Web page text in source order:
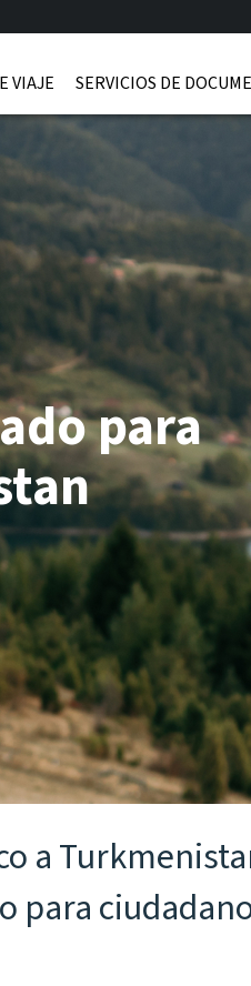
VIAJE SERVICIOS DE
para
a
para